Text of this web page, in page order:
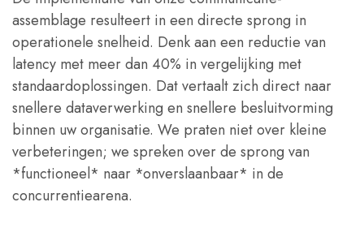
assemblage resulteert in een directe sprong in
operationele snelheid. Denk aan een reductie van
latency met meer dan 40% in vergelijking met
standaardoplossingen. Dat vertaalt zich direct naar
snellere dataverwerking en snellere besluitvorming
binnen uw organisatie. We praten niet over kleine
verbeteringen; we spreken over de sprong van
*functioneel* naar *onverslaanbaar* in de
concurrentiearena.